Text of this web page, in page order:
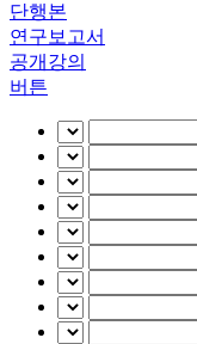
단행본
연구보고서
공개강의
버튼